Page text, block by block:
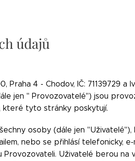
údajů
Praha 4 - Chodov, IČ: 71139729 a
jen " Provozovatelé") jsou
které tyto stránky poskytují.
osoby (dále jen
nebo se přihlásí telefonicky,
Uživatelé berou na